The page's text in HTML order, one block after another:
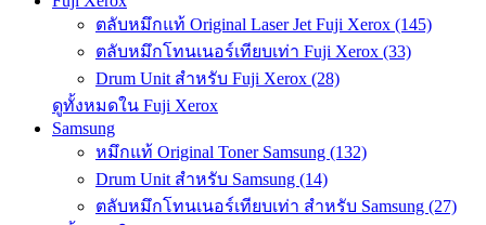
ตลับหมึกแท้ Original Laser Jet Fuji Xerox (145)
ตลับหมึกโทนเนอร์เทียบเท่า Fuji Xerox (33)
Drum Unit สำหรับ Fuji Xerox (28)
ดูทั้งหมดใน Fuji Xerox
Samsung
หมึกแท้ Original Toner Samsung (132)
Drum Unit สำหรับ Samsung (14)
ตลับหมึกโทนเนอร์เทียบเท่า สำหรับ Samsung (27)